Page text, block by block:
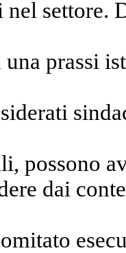
settore.
una prassi
possono
dai